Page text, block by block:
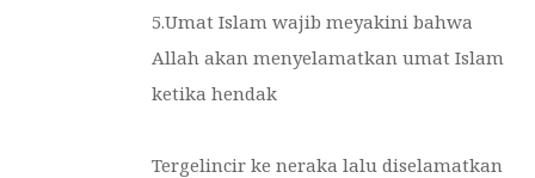
5.Umat Islam wajib meyakini bahwa
Allah akan menyelamatkan umat Islam
ketika hendak
Tergelincir ke neraka lalu diselamatkan